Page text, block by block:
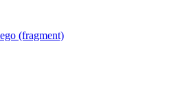
(fragment)